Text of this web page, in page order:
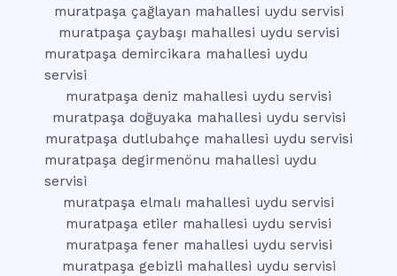
muratpaşa çağlayan mahallesi uydu servisi
muratpaşa çaybaşı mahallesi uydu servisi
muratpaşa demircikara mahallesi uydu
servisi
muratpaşa deniz mahallesi uydu servisi
muratpaşa doğuyaka mahallesi uydu servisi
muratpaşa dutlubahçe mahallesi uydu servisi
muratpaşa degirmenönu mahallesi uydu
servisi
muratpaşa elmalı mahallesi uydu servisi
muratpaşa etiler mahallesi uydu servisi
muratpaşa fener mahallesi uydu servisi
muratpaşa gebizli mahallesi uydu servisi